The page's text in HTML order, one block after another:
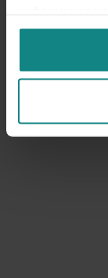
ползването от